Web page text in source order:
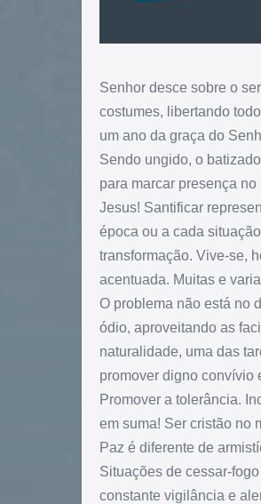
Senhor desce sobre o
costumes, libertando
um ano da graça do
Sendo ungido, o
para marcar presença
Jesus! Santificar
época ou a cada
transformação. Vive-se,
acentuada. Muitas e
O problema não está no
ódio, aproveitando as
naturalidade, uma das
promover digno convívio
Promover a tolerância.
em suma! Ser cristão no
Paz é diferente de
Situações de cessar-
constante vigilância e